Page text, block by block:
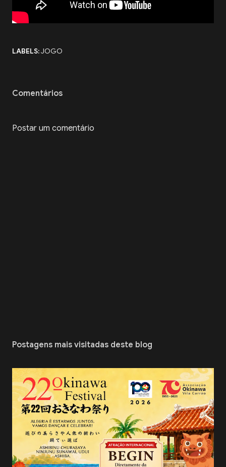
LABELS:JOGO
Comentários
Postar um comentário
Postagens mais visitadas deste blog